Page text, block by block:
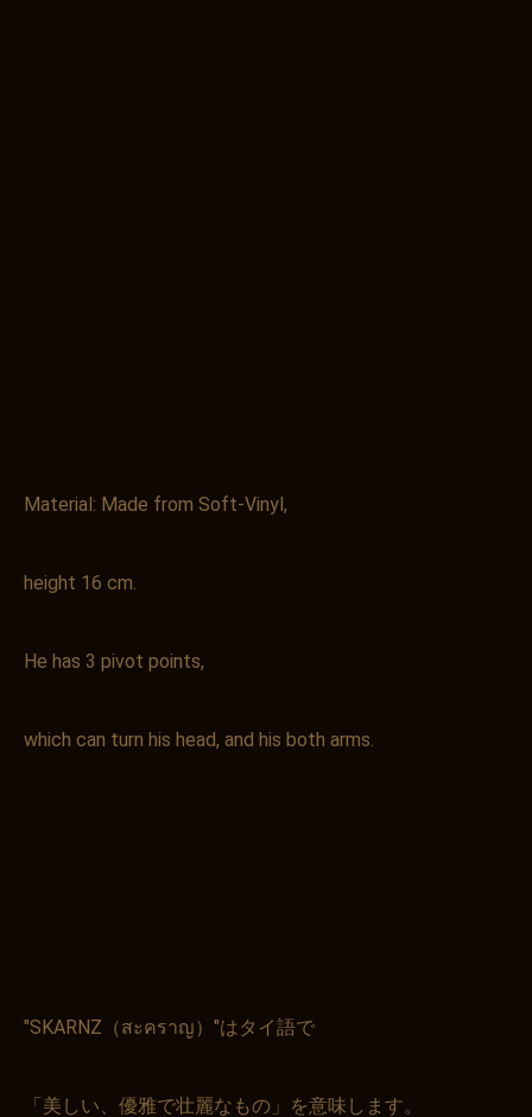
Material: Made from Soft-Vinyl,
height 16 cm.
He has 3 pivot points,
which can turn his head, and his both arms.
"SKARNZ（สะคราญ）"はタイ語で
「美しい、優雅で壮麗なもの」を意味します。